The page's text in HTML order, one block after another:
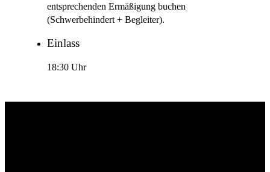
entsprechenden Ermäßigung buchen
(Schwerbehindert + Begleiter).
Einlass
18:30 Uhr